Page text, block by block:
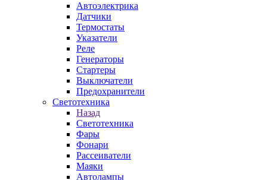
Автоэлектрика
Датчики
Термостаты
Указатели
Реле
Генераторы
Стартеры
Выключатели
Предохранители
Светотехника
Назад
Светотехника
Фары
Фонари
Рассеиватели
Маяки
Автолампы